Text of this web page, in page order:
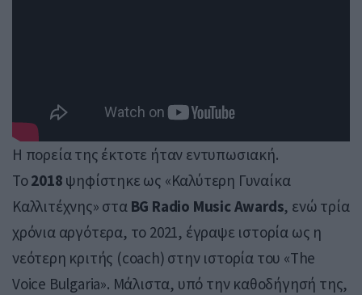
Η πορεία της έκτοτε ήταν εντυπωσιακή.
Το2018 ψηφίστηκε ως «Καλύτερη Γυναίκα
Καλλιτέχνης» στα BG Radio Music Awards, ενώ τρία
χρόνια αργότερα, το 2021, έγραψε ιστορία ως η
νεότερη κριτής (coach) στην ιστορία του «The
Voice Bulgaria». Μάλιστα, υπό την καθοδήγησή της,